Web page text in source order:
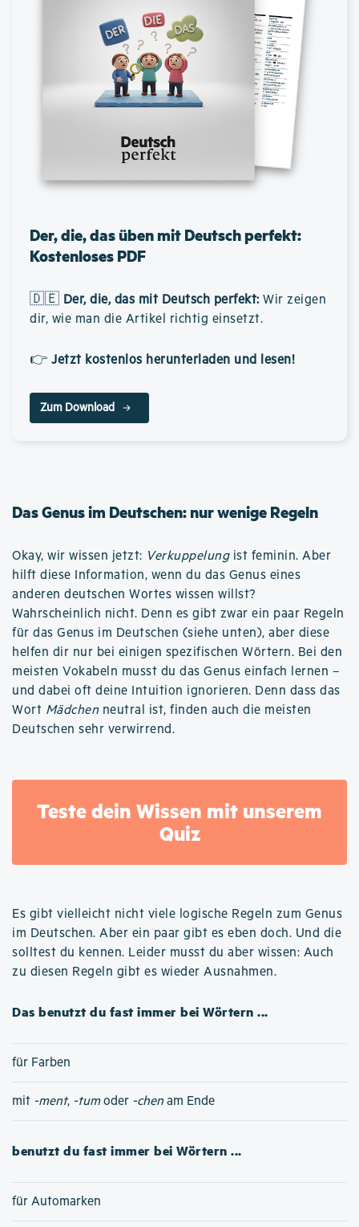
Der, die, das üben mit Deutsch perfekt:
Kostenloses PDF
🇩🇪 Der, die, das mit Deutsch perfekt: Wir zeigen
dir, wie man die Artikel richtig einsetzt.
👉 Jetzt kostenlos herunterladen und lesen!
Zum Download
Das Genus im Deutschen: nur wenige Regeln
Okay, wir wissen jetzt: Verkuppelungist feminin. Aber
hilft diese Information, wenn du das Genus eines
anderen deutschen Wortes wissen willst?
Wahrscheinlich nicht. Denn es gibt zwar ein paar Regeln
für das Genus im Deutschen (siehe unten), aber diese
helfen dir nur bei einigen spezifischen Wörtern. Bei den
meisten Vokabeln musst du das Genus einfach lernen –
und dabei oft deine Intuition ignorieren. Denn dass das
Wort Mädchen neutral ist, finden auch die meisten
Deutschen sehr verwirrend.
Teste dein Wissen mit unserem
Quiz
Es gibt vielleicht nicht viele logische Regeln zum Genus
im Deutschen. Aber ein paar gibt es eben doch. Und die
solltest du kennen. Leider musst du aber wissen: Auch
zu diesen Regeln gibt es wieder Ausnahmen.
Das benutzt du fast immer bei Wörtern ...
für Farben
mit -ment, -tumoder -chen am Ende
benutzt du fast immer bei Wörtern ...
für Automarken